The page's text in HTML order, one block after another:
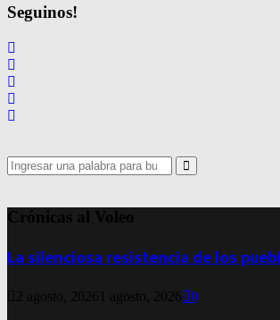
Seguinos!
Search
for:
Search
Crónicas al Voleo
La silenciosa resistencia de los
2 agosto, 2026 1 agosto, 2026 0